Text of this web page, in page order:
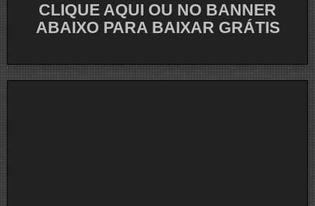
CLIQUE AQUI OU NO BANNER
ABAIXO PARA BAIXAR GRÁTIS